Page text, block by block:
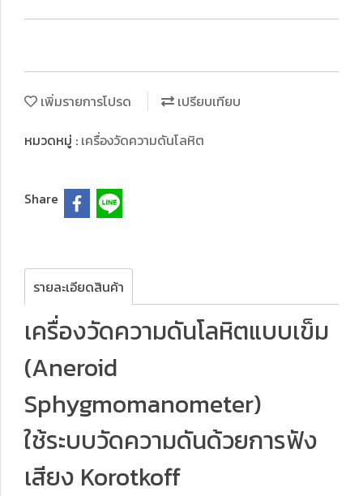
เพิ่มรายการโปรด
เปรียบเทียบ
หมวดหมู่ : เครื่องวัดความดันโลหิต
Share
รายละเอียดสินค้า
เครื่องวัดความดันโลหิตแบบเข็ม
(Aneroid
Sphygmomanometer)
ใช้ระบบวัดความดันด้วยการฟัง
เสียง Korotkoff